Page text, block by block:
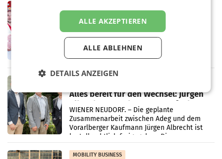
Penny modernisiert zwei Filialen in
Ober- und Niederösterreich
WIENER NEUDORF. – Im Rahmen einer
laufenden Modernisierungsoffensive
erneuert Penny zwei Filialen in Nieder- und
in Haag sowie im rund
Alles bereit für den Wechsel: Jürgen
Albrecht setzt ab 1.1.2027 auf Adeg
WIENER NEUDORF. – Die geplante
Zusammenarbeit zwischen Adeg und dem
Vorarlberger Kaufmann Jürgen Albrecht ist
kartellrechtlich freigegeben: Die
Bundeswettbewerbsbehörde und der
Bundeskartellanwalt
MOBILITY BUSINESS
ALLE AKZEPTIEREN
ALLE ABLEHNEN
DETAILS ANZEIGEN